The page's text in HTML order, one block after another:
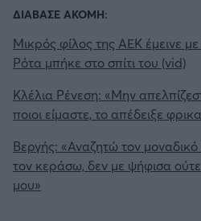
ΔΙΑΒΑΣΕ ΑΚΟΜΗ:
Μικρός φίλος της ΑΕΚ έμεινε
Ρότα μπήκε στο σπίτι του (vid)
Κλέλια Ρένεση: «Μην
ποιοι είμαστε, το απέδειξε
Βεργής: «Αναζητώ τον
τον κεράσω, δεν με ψήφισα
μου»